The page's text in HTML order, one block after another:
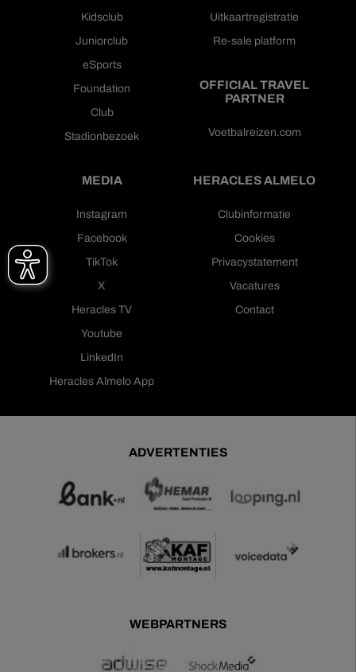
Kidsclub
Juniorclub
eSports
Foundation
Club
Stadionbezoek
Uitkaartregistratie
Re-sale platform
OFFICIAL TRAVEL
PARTNER
Voetbalreizen.com
MEDIA
Instagram
Facebook
TikTok
X
Heracles TV
Youtube
LinkedIn
Heracles Almelo App
HERACLES ALMELO
Clubinformatie
Cookies
Privacystatement
Vacatures
Contact
ADVERTENTIES
WEBPARTNERS